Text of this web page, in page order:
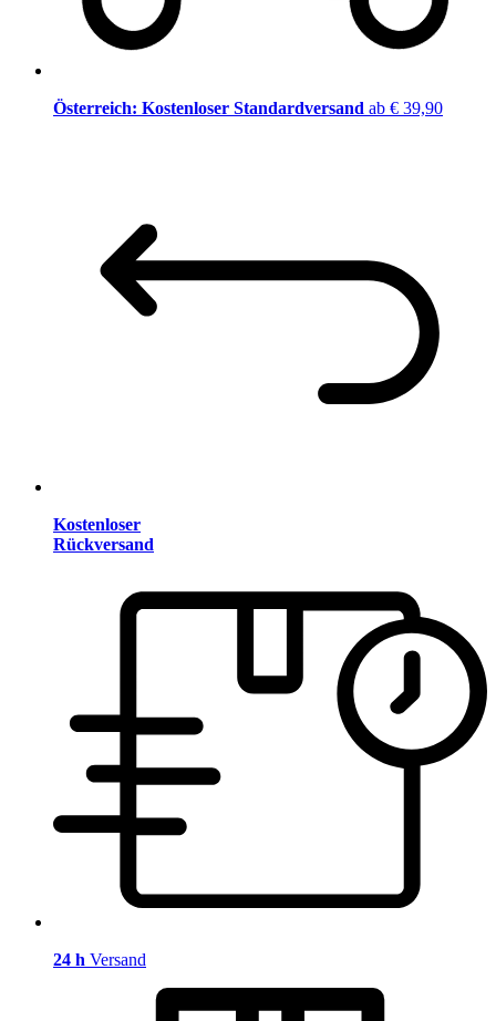
Österreich: Kostenloser Standardversand ab € 39,90
Kostenloser
Rückversand
24 h Versand